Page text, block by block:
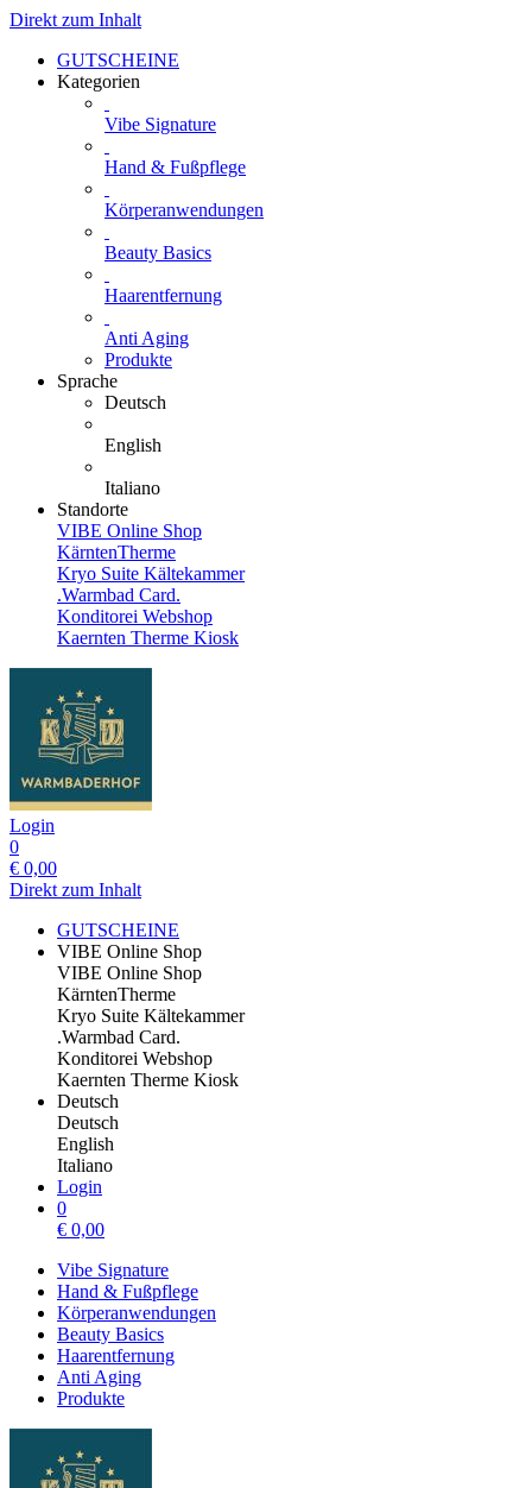
Direkt zum Inhalt
GUTSCHEINE
Kategorien
Vibe Signature
Hand & Fußpflege
Körperanwendungen
Beauty Basics
Haarentfernung
Anti Aging
Produkte
Sprache
Deutsch
English
Italiano
Standorte
VIBE Online Shop
KärntenTherme
Kryo Suite Kältekammer
.Warmbad Card.
Konditorei Webshop
Kaernten Therme Kiosk
Login
0
€ 0,00
Direkt zum Inhalt
GUTSCHEINE
VIBE Online Shop
VIBE Online Shop
KärntenTherme
Kryo Suite Kältekammer
.Warmbad Card.
Konditorei Webshop
Kaernten Therme Kiosk
Deutsch
Deutsch
English
Italiano
Login
0
€ 0,00
Vibe Signature
Hand & Fußpflege
Körperanwendungen
Beauty Basics
Haarentfernung
Anti Aging
Produkte